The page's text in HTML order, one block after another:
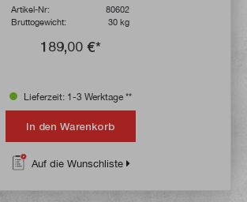
Artikel-Nr:
80602
Bruttogewicht:
30 kg
189,00 €*
Lieferzeit: 1-3 Werktage **
In den Warenkorb
Auf die Wunschliste